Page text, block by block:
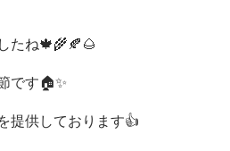
たね🍁🌾🍂🌰
です🏠✨
提供しております👍